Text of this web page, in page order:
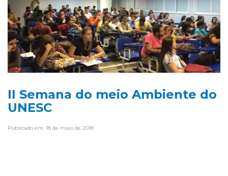
II Semana do meio Ambiente do
UNESC
Publicado em: 18 de maio de 2018